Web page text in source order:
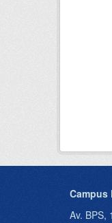
Campus
Av. BPS,